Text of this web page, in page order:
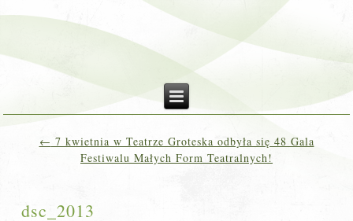
← 7 kwietnia w Teatrze Groteska odbyła się 48 Gala
Festiwalu Małych Form Teatralnych!
dsc_2013